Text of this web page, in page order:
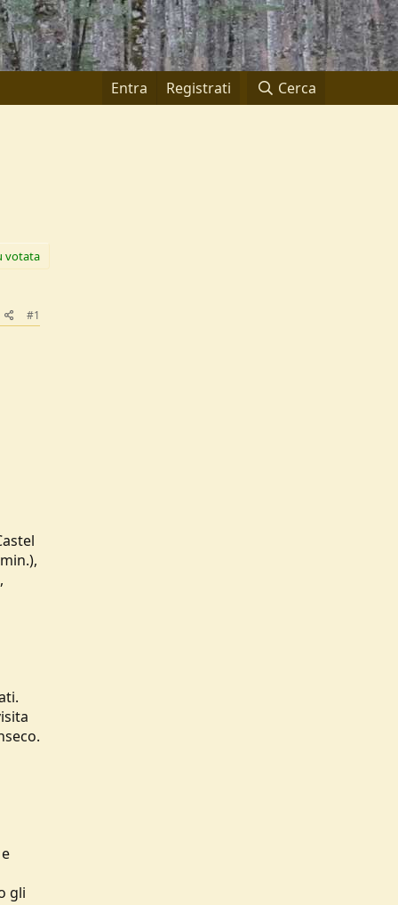
Entra Registrati Cerca
votata
#1
gli